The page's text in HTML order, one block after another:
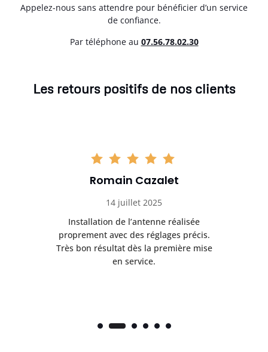
Appelez-nous sans attendre pour bénéficier d’un service
de confiance.
Par téléphone au 07.56.78.02.30
Les retours positifs de nos clients
Romain Cazalet
14 juillet 2025
Installation de l’antenne réalisée
proprement avec des réglages précis.
Très bon résultat dès la première mise
en service.